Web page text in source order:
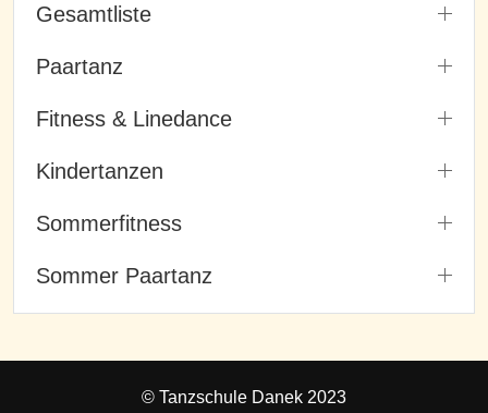
Gesamtliste
Paartanz
Fitness & Linedance
Kindertanzen
Sommerfitness
Sommer Paartanz
© Tanzschule Danek 2023